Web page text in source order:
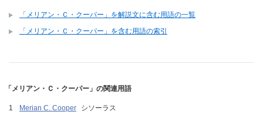
「メリアン・Ｃ・クーパー」を解説文に含む用語の一覧
「メリアン・Ｃ・クーパー」を含む用語の索引
「メリアン・Ｃ・クーパー」の関連用語
Merian C. Cooper シソーラス